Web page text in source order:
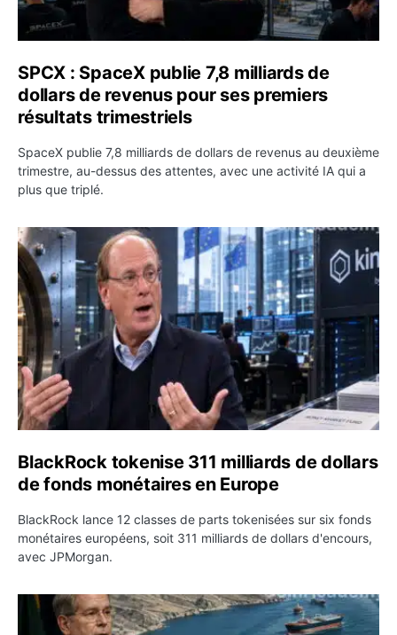
SPCX : SpaceX publie 7,8 milliards de
dollars de revenus pour ses premiers
résultats trimestriels
SpaceX publie 7,8 milliards de dollars de revenus au deuxième
trimestre, au-dessus des attentes, avec une activité IA qui a
plus que triplé.
BlackRock tokenise 311 milliards de dollars de fonds
BlackRock tokenise 311 milliards de dollars
de fonds monétaires en Europe
BlackRock lance 12 classes de parts tokenisées sur six fonds
monétaires européens, soit 311 milliards de dollars d'encours,
avec JPMorgan.
Pétrole : le Brent passe sous 80 dollars après